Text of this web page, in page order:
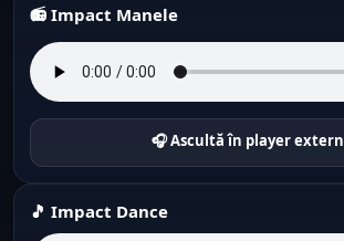
📻 Impact Manele
🎧 Ascultă în player extern
🎵 Impact Dance